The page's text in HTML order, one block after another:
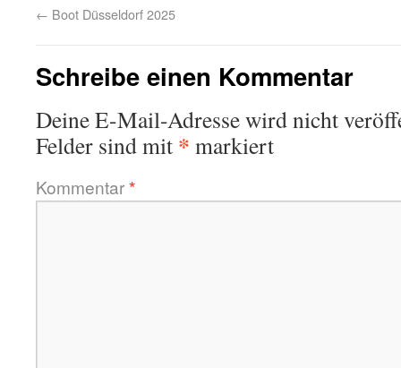
← Boot Düsseldorf 2025
Schreibe einen Kommentar
Deine E-Mail-Adresse wird nicht
Felder sind mit * markiert
Kommentar*